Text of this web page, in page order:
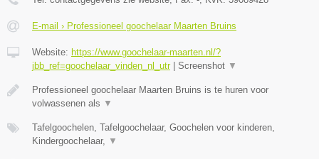
E-mail › Professioneel goochelaar Maarten Bruins
Website: https://www.goochelaar-maarten.nl/?
jbb_ref=goochelaar_vinden_nl_utr| Screenshot ▼
Professioneel goochelaar Maarten Bruins is te huren voor
volwassenen als ▼
Tafelgoochelen, Tafelgoochelaar, Goochelen voor kinderen,
Kindergoochelaar, ▼